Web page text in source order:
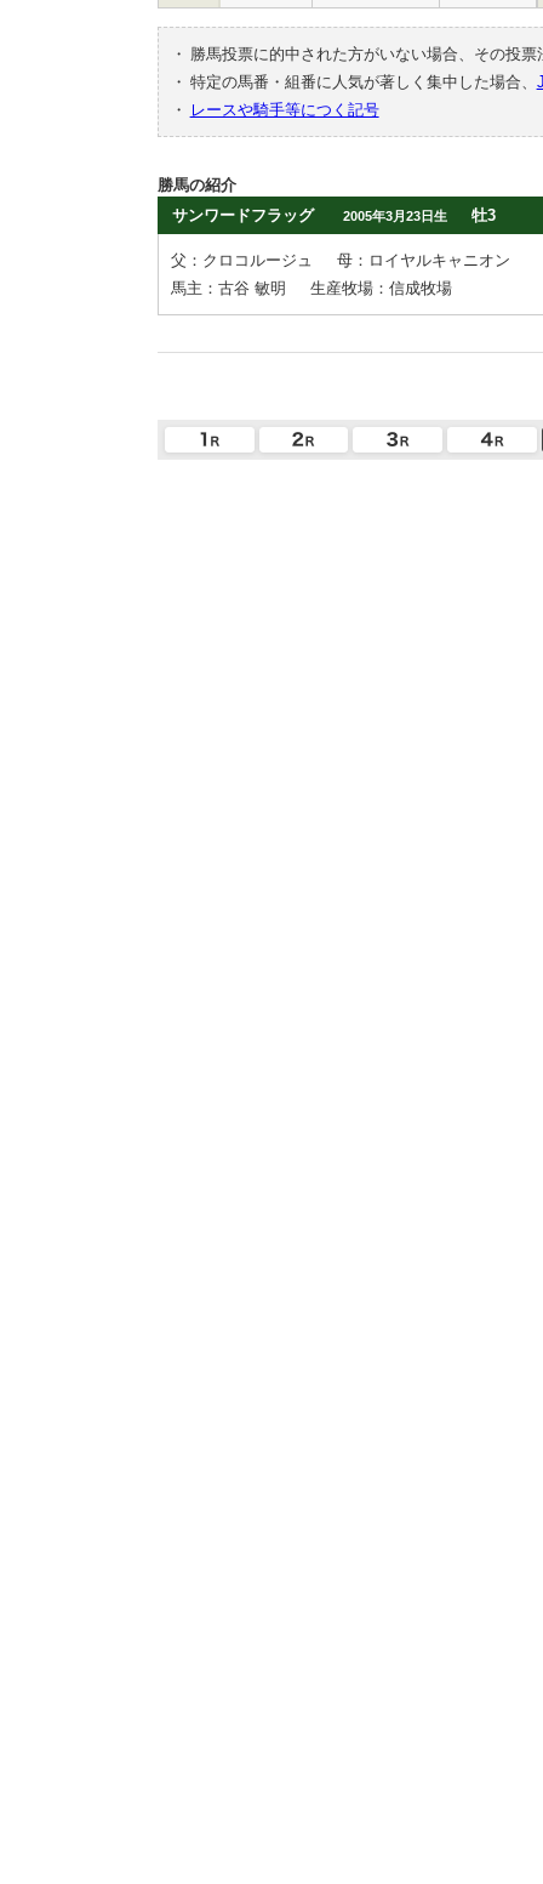
・
勝馬投票に的中された方がいない場合、その投
・ 特定の馬番・組番に人気が著しく集中した場合、
・
レースや騎手等につく記号
勝馬の紹介
サンワードフラッグ
2005年3月23日生 牡3
父：クロコルージュ
母：ロイヤルキャニオン
馬主：古谷 敏明
生産牧場：信成牧場